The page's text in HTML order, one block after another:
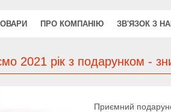
ПРО КОМПАНІЮ ЗВ'ЯЗОК З
2021 рік з подарунком -
Приємний